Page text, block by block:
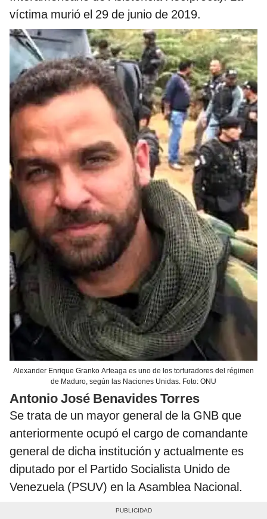
víctima murió el 29 de junio de 2019.
Alexander Enrique Granko Arteaga es uno de los torturadores del régimen
de Maduro, según las Naciones Unidas. Foto: ONU
Antonio José Benavides Torres
Se trata de un mayor general de la GNB que
anteriormente ocupó el cargo de comandante
general de dicha institución y actualmente es
diputado por el Partido Socialista Unido de
Venezuela (PSUV) en la Asamblea Nacional.